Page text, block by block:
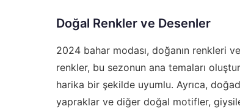
Doğal Renkler ve Desenler
2024 bahar modası, doğanın renkleri
renkler, bu sezonun ana temaları
harika bir şekilde uyumlu. Ayrıca,
yapraklar ve diğer doğal motifler,